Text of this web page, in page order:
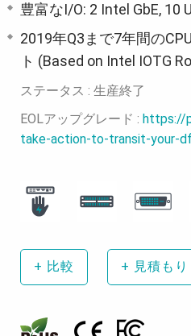
豊富なI/O: 2 Intel GbE, 10
2019年Q3まで7年間の
ト (Based on Intel IOTG
ステータス : 生産終了
EOLアップグレード : https://
take-action-to-transit-your-
+ 比較 + 見積もり